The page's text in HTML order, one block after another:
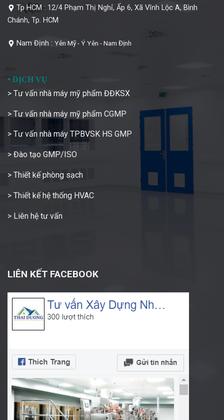
Tp HCM : 12/4 Phạm Thị Nghỉ, Ấp 6, Xã Vĩnh Lộc A, Bình
Chánh, Tp. HCM
Nam Định : Yên Mỹ - Ý Yên - Nam Định
• DỊCH VỤ
> Tư vấn nhà máy mỹ phẩm ĐĐKSX
> Tư vấn nhà máy mỹ phẩm CGMP
> Tư vấn nhà máy TPBVSK HS GMP
> Đào tạo GMP/ISO
> Thiết kế phòng sạch
> Thiết kế hệ thống HVAC
> Liên hệ tư vấn
LIÊN KẾT FACEBOOK